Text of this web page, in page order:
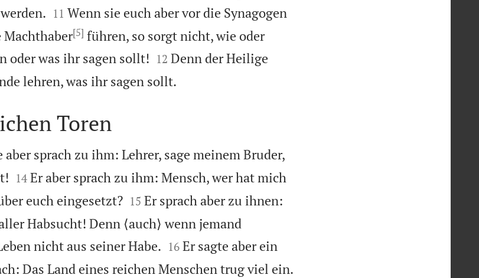

11 Wenn sie euch aber vor die Synagogen
[5] führen, so sorgt nicht, wie oder
oder was ihr sagen sollt!
12 Denn der Heilige
lehren, was ihr sagen sollt.
Toren
sprach zu ihm: Lehrer, sage meinem Bruder,

14 Er aber sprach zu ihm: Mensch, wer hat mich
euch eingesetzt?
15 Er sprach aber zu ihnen:
Habsucht! Denn ⟨auch⟩ wenn jemand
nicht aus seiner Habe.
16 Er sagte aber ein
Das Land eines reichen Menschen trug viel ein.